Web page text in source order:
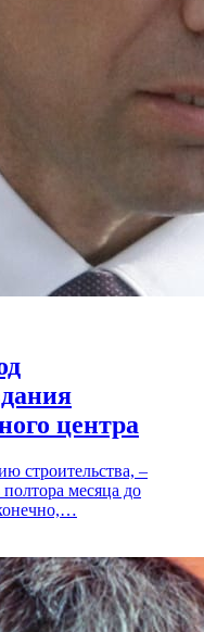
центра
строительства, –
месяца до